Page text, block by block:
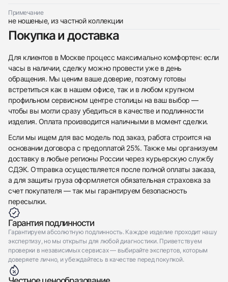
Примечание
не ношеные, из частной коллекции
Покупка и доставка
Для клиентов в Москве процесс максимально комфортен: если
часы в наличии, сделку можно провести уже в день
обращения. Мы ценим ваше доверие, поэтому готовы
встретиться как в нашем офисе, так и в любом крупном
профильном сервисном центре столицы на ваш выбор —
чтобы вы могли сразу убедиться в качестве и подлинности
изделия. Оплата производится наличными в момент сделки.
Если мы ищем для вас модель под заказ, работа строится на
основании договора с предоплатой 25%. Также мы организуем
доставку в любые регионы России через курьерскую службу
СДЭК. Отправка осуществляется после полной оплаты заказа,
а для защиты груза оформляется обязательная страховка за
счет покупателя — так мы гарантируем безопасность
пересылки.
Гарантия подлинности
Гарантируем абсолютную подлинность. Каждое изделие проходит нашу
экспертизу, но мы открыты для любой диагностики. Приветствуем
проверки в независимых сервисах — выбирайте экспертов, которым
доверяете лично, и убеждайтесь в качестве перед покупкой.
Отправить заявку
Приложите фото ваших часов…
Отправить заявку